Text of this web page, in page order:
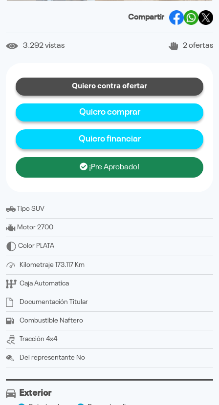
Compartir
3.292 vistas 2 ofertas
Quiero contra ofertar
Quiero comprar
Quiero financiar
¡Pre Aprobado!
Tipo SUV
Motor 2700
Color PLATA
Kilometraje 173.117 Km
Caja Automatica
Documentación titular
Combustible Naftero
Tracción 4x4
Del representante No
Exterior